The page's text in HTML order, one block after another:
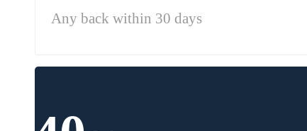
Any back within 30 days